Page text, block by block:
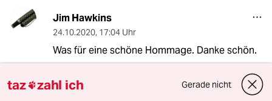
Jim Hawkins
24.10.2020, 17:04 Uhr
Was für eine schöne Hommage. Danke schön.
taz zahl ich Gerade nicht